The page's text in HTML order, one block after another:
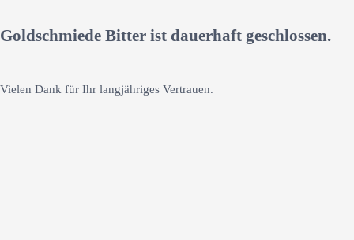
Goldschmiede Bitter ist dauerhaft geschlossen.
Vielen Dank für Ihr langjähriges Vertrauen.